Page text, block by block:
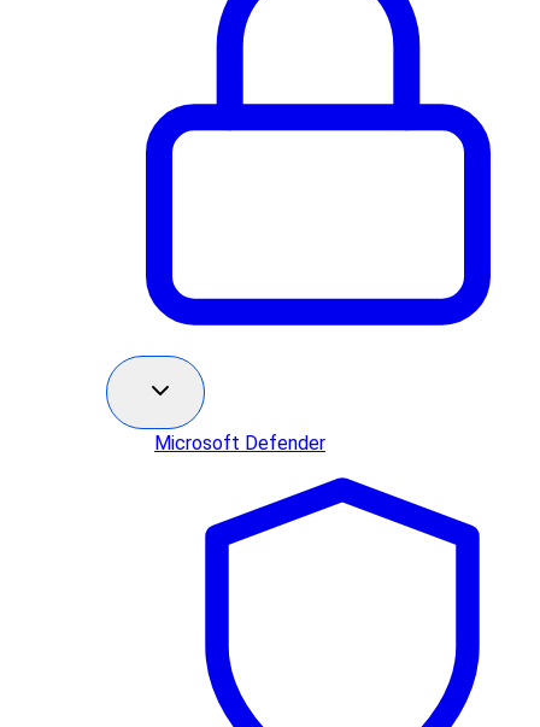
Microsoft Defender